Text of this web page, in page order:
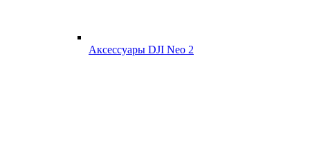
Аксессуары DJI Neo 2